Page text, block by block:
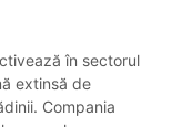
în sectorul
extinsă de
Compania